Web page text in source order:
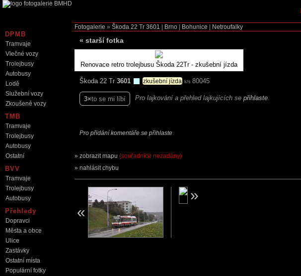
Fotogalerie » Škoda 22 Tr 3601 Brno Bohunice Netroufalky
« starší fotka
Renovace retro trolejbusu Škoda 22Tr - zkušební jízda
Škoda 22 Tr 3601 zkušební jízda k/s 80045
3 to se mi líbí Pro lajkování a přehled lajkujících se přihlaste.
Pro přidání komentáře se přihlaste
zobrazit mapu (souřadnice nezadány)
nahlásit chybu
DPMB
Tramvaje
Vlečné vozy
Trolejbusy
Autobusy
Lodě
Služební vozy
Zkoušené vozy
TMB
Tramvaje
Trolejbusy
Autobusy
Ostatní
BVV
Tramvaje
Trolejbusy
Autobusy
Přehledy
Dopravci
Města a obce
Ulice
Zastávky
Ostatní místa
Populární fotky